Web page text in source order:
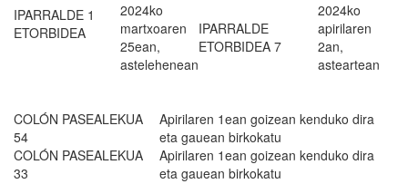
IPARRALDE 1
ETORBIDEA
2024ko
martxoaren
25ean,
astelehenean
IPARRALDE
ETORBIDEA 7
2024ko
apirilaren
2an,
asteartean
COLÓN PASEALEKUA
54
Apirilaren 1ean goizean kenduko dira
eta gauean birkokatu
COLÓN PASEALEKUA
33
Apirilaren 1ean goizean kenduko dira
eta gauean birkokatu